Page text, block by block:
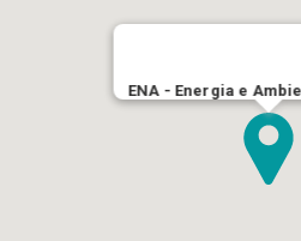
ENA - Energia e